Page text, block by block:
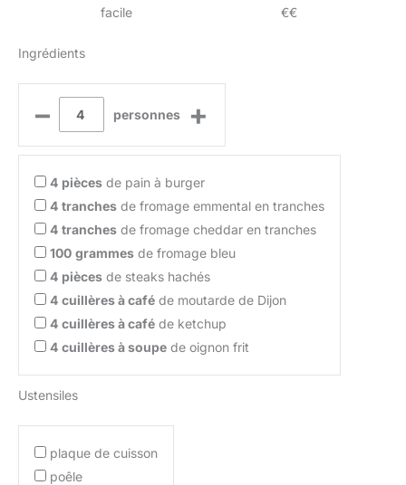
facile €€
Ingrédients
– personnes +
4 pièces de pain à burger
4 tranches de fromage emmental en tranches
4 tranches de fromage cheddar en tranches
100 grammes de fromage bleu
4 pièces de steaks hachés
4 cuillères à café de moutarde de Dijon
4 cuillères à café de ketchup
4 cuillères à soupe de oignon frit
Ustensiles
plaque de cuisson
poêle